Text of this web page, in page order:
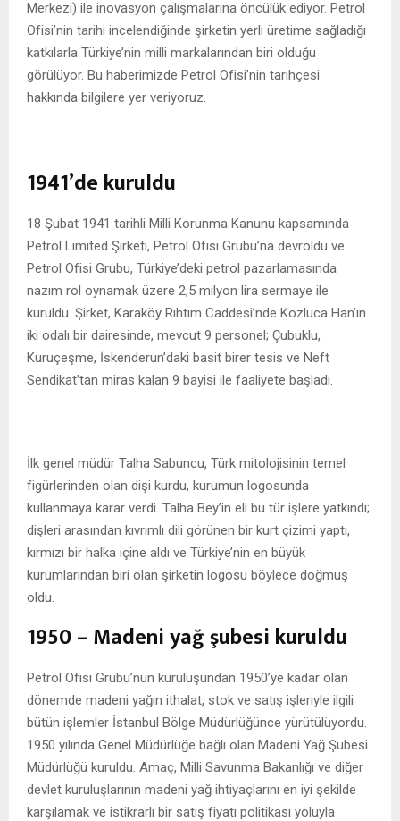
Merkezi) ile inovasyon çalışmalarına öncülük ediyor. Petrol
Ofisi’nin tarihi incelendiğinde şirketin yerli üretime sağladığı
katkılarla Türkiye’nin milli markalarından biri olduğu
görülüyor. Bu haberimizde Petrol Ofisi’nin tarihçesi
hakkında bilgilere yer veriyoruz.
1941’de kuruldu
18 Şubat 1941 tarihli Milli Korunma Kanunu kapsamında
Petrol Limited Şirketi, Petrol Ofisi Grubu’na devroldu ve
Petrol Ofisi Grubu, Türkiye’deki petrol pazarlamasında
nazım rol oynamak üzere 2,5 milyon lira sermaye ile
kuruldu. Şirket, Karaköy Rıhtım Caddesi’nde Kozluca Han’ın
iki odalı bir dairesinde, mevcut 9 personel; Çubuklu,
Kuruçeşme, İskenderun’daki basit birer tesis ve Neft
Sendikat’tan miras kalan 9 bayisi ile faaliyete başladı.
İlk genel müdür Talha Sabuncu, Türk mitolojisinin temel
figürlerinden olan dişi kurdu, kurumun logosunda
kullanmaya karar verdi. Talha Bey’in eli bu tür işlere yatkındı;
dişleri arasından kıvrımlı dili görünen bir kurt çizimi yaptı,
kırmızı bir halka içine aldı ve Türkiye’nin en büyük
kurumlarından biri olan şirketin logosu böylece doğmuş
oldu.
1950 – Madeni yağ şubesi kuruldu
Petrol Ofisi Grubu’nun kuruluşundan 1950’ye kadar olan
dönemde madeni yağın ithalat, stok ve satış işleriyle ilgili
bütün işlemler İstanbul Bölge Müdürlüğünce yürütülüyordu.
1950 yılında Genel Müdürlüğe bağlı olan Madeni Yağ Şubesi
Müdürlüğü kuruldu. Amaç, Milli Savunma Bakanlığı ve diğer
devlet kuruluşlarının madeni yağ ihtiyaçlarını en iyi şekilde
karşılamak ve istikrarlı bir satış fiyatı politikası yoluyla